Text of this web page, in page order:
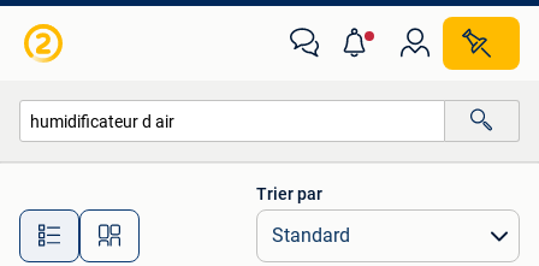
Toutes les distances…
Trier par